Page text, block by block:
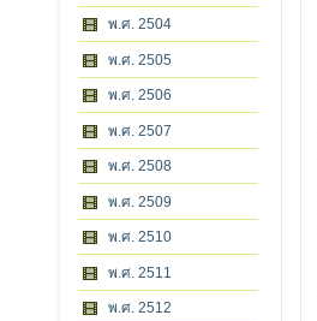
พ.ศ. 2504
พ.ศ. 2505
พ.ศ. 2506
พ.ศ. 2507
พ.ศ. 2508
พ.ศ. 2509
พ.ศ. 2510
พ.ศ. 2511
พ.ศ. 2512